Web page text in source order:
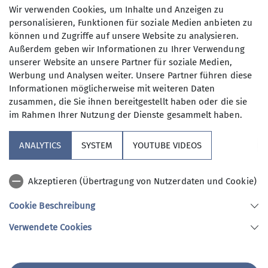
ab Gangkofen leider nicht einfach
bzw. kaum möglich ist, haben wir
mittlerweile einen 9-Sitzer Vereinsbus,
der sehr gut angenommen wird und
den CO² Ausstoß von 1-2 PKWs
einspart.
Maximale Teilnehmeranzahl
8
Aktuelles
Nützliches
84140 Gangkofen
Wir verwenden Cookies, um Inhalte und Anzeigen zu
personalisieren, Funktionen für soziale Medien anbieten zu
können und Zugriffe auf unsere Website zu analysieren.
Außerdem geben wir Informationen zu Ihrer Verwendung
unserer Website an unsere Partner für soziale Medien,
Werbung und Analysen weiter. Unsere Partner führen diese
Informationen möglicherweise mit weiteren Daten
zusammen, die Sie ihnen bereitgestellt haben oder die sie
im Rahmen Ihrer Nutzung der Dienste gesammelt haben.
ANALYTICS SYSTEM YOUTUBE VIDEOS
Akzeptieren (Übertragung von Nutzerdaten und Cookie)
Cookie Beschreibung
Verwendete Cookies